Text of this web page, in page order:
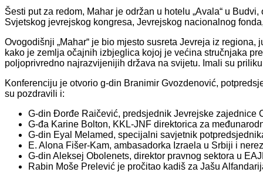
Šesti put za redom, Mahar je održan u hotelu „Avala“ u
Svjetskog jevrejskog kongresa, Jevrejskog nacionalnog
Ovogodišnji „Mahar“ je bio mjesto susreta Jevreja iz
kako je zemlja očajnih izbjeglica kojoj je većina stručnjaka
poljoprivredno najrazvijenijih država na svijetu. Imali su
Konferenciju je otvorio g-din Branimir Gvozdenović,
su pozdravili i:
G-din Đorđe Raičević, predsjednik Jevrejske zajednice
G-đa Karine Bolton, KKL-JNF direktorica za
G-din Eyal Melamed, specijalni savjetnik
E. Alona Fišer-Kam, ambasadorka Izraela u Srbiji i
G-din Aleksej Obolenets, direktor pravnog sektora u
Rabin Moše Prelević je pročitao kadiš za Jašu